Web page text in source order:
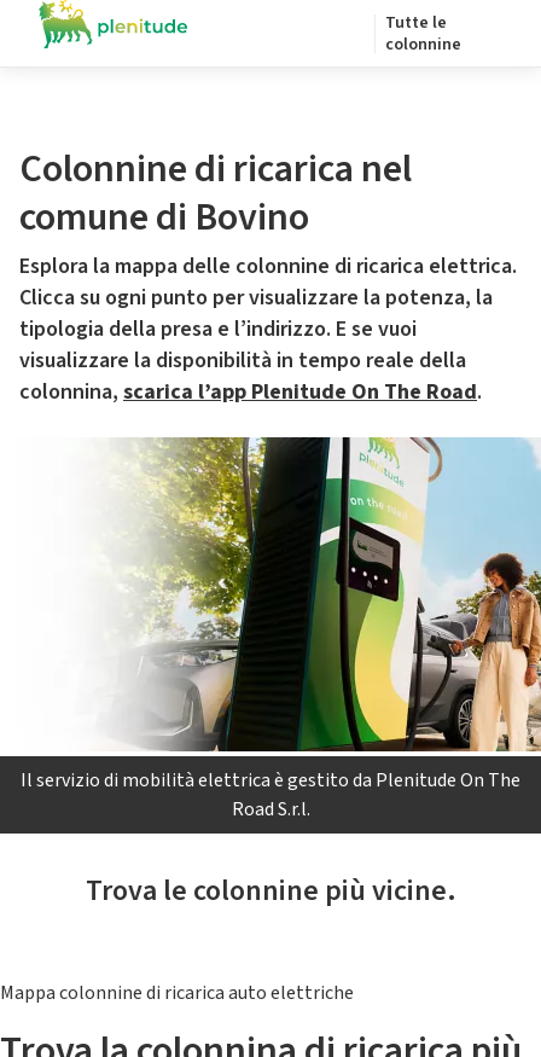
Tutte le
colonnine
Colonnine di ricarica nel
comune di Bovino
Esplora la mappa delle colonnine di ricarica elettrica.
Clicca su ogni punto per visualizzare la potenza, la
tipologia della presa e l’indirizzo. E se vuoi
visualizzare la disponibilità in tempo reale della
colonnina, scarica l’app Plenitude On The Road.
Il servizio di mobilità elettrica è gestito da Plenitude On The
Road S.r.l.
Trova le colonnine più vicine.
Mappa colonnine di ricarica auto elettriche